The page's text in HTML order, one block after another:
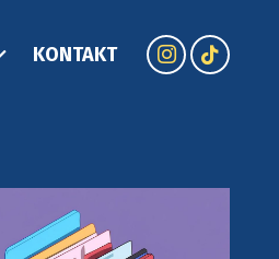
KONTAKT